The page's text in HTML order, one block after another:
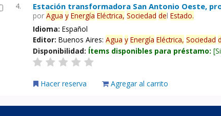
4. Estación transformadora San Antonio Oeste,
porAgua y Energía Eléctrica, Sociedad delEstado.
Idioma:Español
Editor:Buenos Aires:Agua y Energía Eléctrica, Sociedad
Disponibilidad: Ítems disponibles para préstamo:
Hacer reserva Agregar al carrito